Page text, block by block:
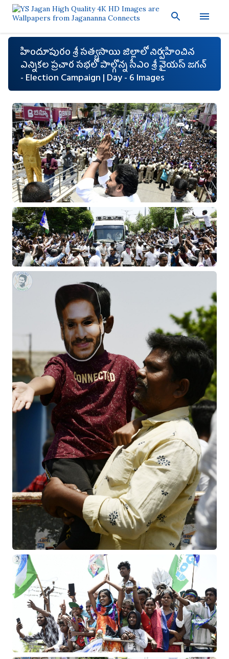
ప్రధాన కంటెంట్‌కు దాటవేయి
హిందూపురం శ్రీ సత్యసాయి జిల్లాలో నిర్వహించిన
ఎన్నికల ప్రచార సభలో పాల్గొన్న సీఎం శ్రీ వైయస్ జగన్
- Election Campaign | Day - 6 Images